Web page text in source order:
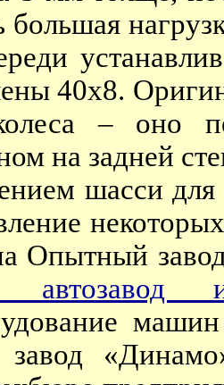
большая
40х8.
– оно
на задней
шасси для
Опытный
завод